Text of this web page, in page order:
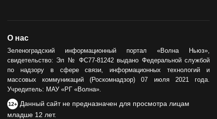
О нас
Зеленоградский информационный портал «Волна Ньюз»,
свидетельство: Эл № ФС77-81242 выдано Федеральной службой
по надзору в сфере связи, информационных технологий и
массовых коммуникаций (Роскомнадзор) 07 июля 2021 года.
Учредитель: МАУ «РГ «Волна».
12+ Данный сайт не предназначен для просмотра лицам
младше 12 лет.